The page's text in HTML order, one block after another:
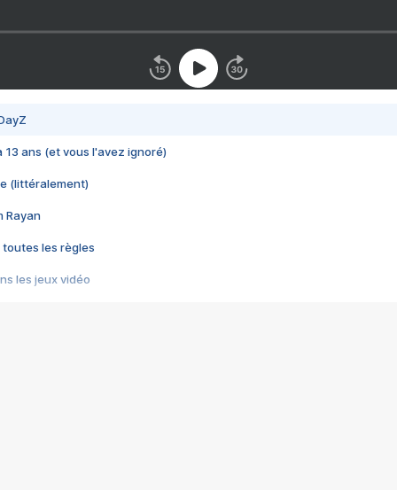
13 ans (et vous l'avez ignoré)
(littéralement)
Rayan
toutes les règles
les jeux vidéo